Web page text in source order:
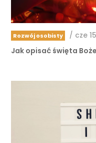
Rozwój osobisty / cze
Jak opisać święta